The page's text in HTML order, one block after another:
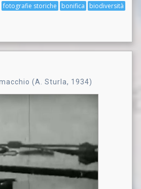
biodiversità
bonifica
fotografie storiche
(A. Sturla, 1934)